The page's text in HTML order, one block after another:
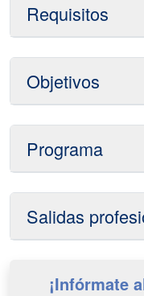
Requisitos
Objetivos
Programa
Salidas
¡Infórmate